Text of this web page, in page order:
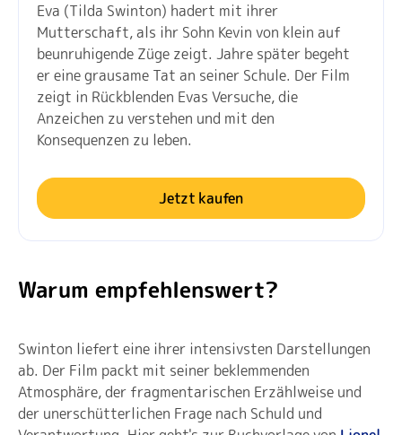
Eva (Tilda Swinton) hadert mit ihrer
Mutterschaft, als ihr Sohn Kevin von klein auf
beunruhigende Züge zeigt. Jahre später begeht
er eine grausame Tat an seiner Schule. Der Film
zeigt in Rückblenden Evas Versuche, die
Anzeichen zu verstehen und mit den
Konsequenzen zu leben.
Jetzt kaufen
Warum empfehlenswert?
Swinton liefert eine ihrer intensivsten Darstellungen
ab. Der Film packt mit seiner beklemmenden
Atmosphäre, der fragmentarischen Erzählweise und
der unerschütterlichen Frage nach Schuld und